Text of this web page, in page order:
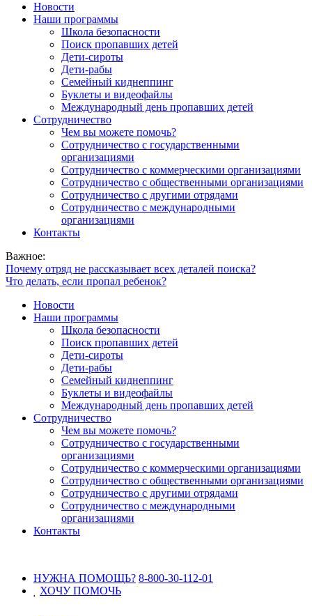
Новости
Наши программы
Школа безопасности
Поиск пропавших детей
Дети-сироты
Дети-рабы
Семейный киднеппинг
Буклеты и видеофайлы
Международный день пропавших детей
Сотрудничество
Чем вы можете помочь?
Сотрудничество с государственными
организациями
Сотрудничество с коммерческими организациями
Сотрудничество с общественными организациями
Сотрудничество с другими отрядами
Сотрудничество с международными
организациями
Контакты
Важное:
Почему отряд не рассказывает всех деталей поиска?
Что делать, если пропал ребенок?
Новости
Наши программы
Школа безопасности
Поиск пропавших детей
Дети-сироты
Дети-рабы
Семейный киднеппинг
Буклеты и видеофайлы
Международный день пропавших детей
Сотрудничество
Чем вы можете помочь?
Сотрудничество с государственными
организациями
Сотрудничество с коммерческими организациями
Сотрудничество с общественными организациями
Сотрудничество с другими отрядами
Сотрудничество с международными
организациями
Контакты
НУЖНА ПОМОЩЬ? 8-800-30-112-01
ХОЧУПОМОЧЬ